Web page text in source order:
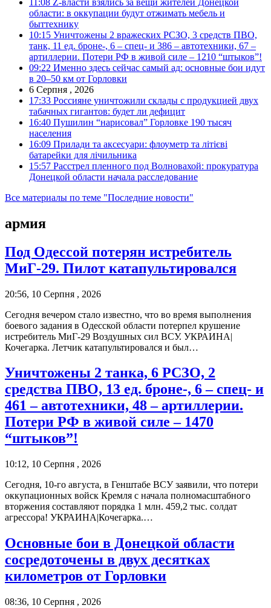
области: в оккупации будут отжимать мебель и
быттехнику
10:15 Уничтожены 2 вражеских РСЗО, 3 средств ПВО,
танк, 11 ед. броне-, 6 – спец- и 386 – автотехники, 67 –
артиллерии. Потери РФ в живой силе – 1210 “штыков”!
09:22 Именно здесь сейчас самый ад: основные бои идут
в 20–50 км от Горловки
6 Серпня , 2026
17:33 Россияне уничтожили склады с продукцией двух
табачных гигантов: будет ли дефицит
16:40 Пушилин “нарисовал” Горловке 190 тысяч
населения
16:09 Прилади та аксесуари: флоуметр та літієві
батарейки для лічильника
15:57 Расстрел пленного под Волновахой: прокуратура
Донецкой области начала расследование
Все материалы по теме "Последние новости"
армия
Под Одессой потерян истребитель
МиГ-29. Пилот катапультировался
20:56, 10 Серпня , 2026
Сегодня вечером стало известно, что во время выполнения
боевого задания в Одесской области потерпел крушение
истребитель МиГ-29 Воздушных сил ВСУ. УКРАИНА|
Кочегарка. Летчик катапультировался и был…
Уничтожены 2 танка, 6 РСЗО, 2
средства ПВО, 13 ед. броне-, 6 – спец- и
461 – автотехники, 48 – артиллерии.
Потери РФ в живой силе – 1470
“штыков”!
10:12, 10 Серпня , 2026
Сегодня, 10-го августа, в Генштабе ВСУ заявили, что потери
оккупационных войск Кремля с начала полномасштабного
вторжения составляют порядка 1 млн. 459,2 тыс. солдат
агрессора! УКРАИНА|Кочегарка.…
Основные бои в Донецкой области
сосредоточены в двух десятках
километров от Горловки
08:36, 10 Серпня , 2026